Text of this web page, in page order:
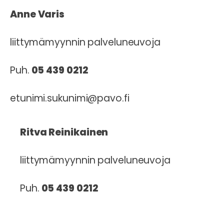
Anne Varis
liittymämyynnin palveluneuvoja
Puh. 05 439 0212
etunimi.sukunimi@pavo.fi
Ritva Reinikainen
liittymämyynnin palveluneuvoja
Puh. 05 439 0212